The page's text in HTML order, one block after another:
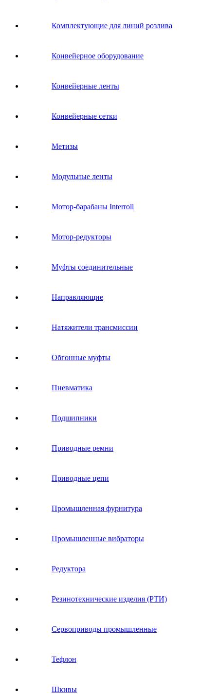
Комплектующие для линий розлива
Конвейерное оборудование
Конвейерные ленты
Конвейерные сетки
Метизы
Модульные ленты
Мотор-барабаны Interroll
Мотор-редукторы
Муфты соединительные
Направляющие
Натяжители трансмиссии
Обгонные муфты
Пневматика
Подшипники
Приводные ремни
Приводные цепи
Промышленная фурнитура
Промышленные вибраторы
Редуктора
Резинотехнические изделия (РТИ)
Сервоприводы промышленные
Тефлон
Шкивы